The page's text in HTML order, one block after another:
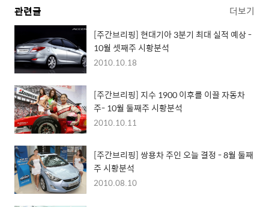
관련글 더보기
[주간브리핑] 현대기아 3분기 최대 실적 예상 -
10월 셋째주 시황분석
2010.10.18
[주간브리핑] 지수 1900 이후를 이끌 자동차
주- 10월 둘째주 시황분석
2010.10.11
[주간브리핑] 쌍용차 주인 오늘 결정 - 8월 둘째
주 시황분석
2010.08.10